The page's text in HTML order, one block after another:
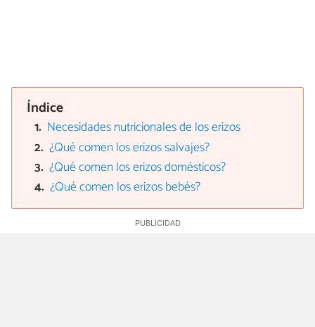
Índice
Necesidades nutricionales de los erizos
¿Qué comen los erizos salvajes?
¿Qué comen los erizos domésticos?
¿Qué comen los erizos bebés?